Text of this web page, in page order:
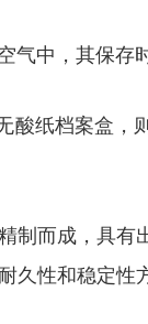
中，其保存
纸档案盒，
制而成，具
久性和稳定性